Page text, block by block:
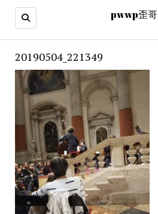
pwwp歪哥
20190504_221349